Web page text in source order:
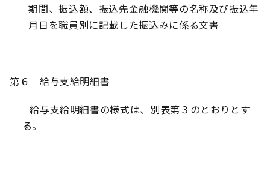
期間、振込額、振込先金融機関等の名称及び振込年
月日を職員別に記載した振込みに係る文書
第６ 給与支給明細書
給与支給明細書の様式は、別表第３のとおりとす
る。